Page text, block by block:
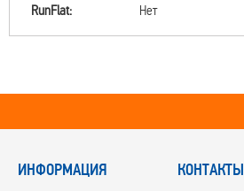
RunFlat:
Нет
ИНФОРМАЦИЯ КОНТАКТЫ